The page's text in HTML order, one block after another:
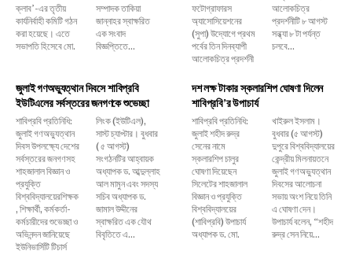
ক্লাব’-এর তৃতীয়
কার্যনির্বাহী কমিটি গঠন
করা হয়েছে। এতে
সভাপতি হিসেবে মো.
সম্পাদক তাকিয়া
জান্নাহর স্বাক্ষরিত
এক সংবাদ
বিজ্ঞপ্তিতে...
ফটোগ্রাফারস
অ্যাসোসিয়েশনের
(সুপা) উদ্যোগে প্রথম
পর্বের তিন দিনব্যাপী
আলোকচিত্র প্রদর্শনী
আলোকচিত্র
প্রদর্শনীটি ৮ আগস্ট
সন্ধ্যা ৮ টা পর্যন্ত
চলবে...
জুলাই গণঅভ্যুত্থান দিবসে শাবিপ্রবি
ইউটিএলের সর্বস্তরের জনগণকে শুভেচ্ছা
শাবিপ্রবি প্রতিনিধি:
জুলাই গণঅভ্যুত্থান
দিবস উপলক্ষ্যে দেশের
সর্বস্তরের জনগণসহ
শাহজালাল বিজ্ঞান ও
প্রযুক্তি
বিশ্ববিদ্যালয়েরশিক্ষক
, শিক্ষার্থী, কর্মকর্তা-
কর্মচারীদের শুভেচ্ছা ও
অভিনন্দন জানিয়েছে
ইউনিভার্সিটি টিচার্স
লিংক (ইউটিএল),
সাস্ট চ্যাপ্টার। বুধবার
( ৫ আগস্ট)
সংগঠনটির আহ্বায়ক
অধ্যাপক ড. আব্দুল্লাহ
আল মামুন এবং সদস্য
সচিব অধ্যাপক ড.
জামাল উদ্দীনের
স্বাক্ষরিত এক যৌথ
বিবৃতিতে এ...
দশ লক্ষ টাকার স্কলারশিপ ঘোষণা দিলেন
শাবিপ্রবি’র উপাচার্য
শাবিপ্রবি প্রতিনিধি:
জুলাই শহীদ রুদ্র
সেনের নামে
স্কলারশিপ চালুর
ঘোষণা দিয়েছেন
সিলেটের শাহজালাল
বিজ্ঞান ও প্রযুক্তি
বিশ্ববিদ্যালয়ের
(শাবিপ্রবি) উপাচার্য
অধ্যাপক ড. মো.
খাইরুল ইসলাম।
বুধবার (৫ আগস্ট)
দুপুরে বিশ্ববিদ্যালয়ের
কেন্দ্রীয় মিলনায়তনে
জুলাই গণঅভ্যুত্থান
দিবসের আলোচনা
সভায় অংশ নিয়ে তিনি
এ ঘোষণা দেন।
উপাচার্য বলেন, ‌“শহীদ
রুদ্র সেন নিয়ে...